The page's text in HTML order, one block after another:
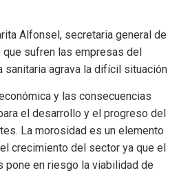
Alfonsel, secretaria general de
que sufren las empresas del
sanitaria agrava la difícil situación
y las consecuencias
el desarrollo y el progreso del
La morosidad es un elemento
crecimiento del sector ya que el
pone en riesgo la viabilidad de